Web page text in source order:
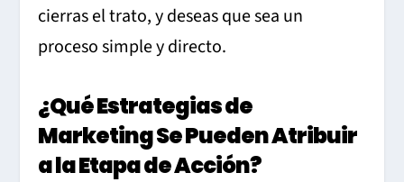
cierras el trato, y deseas que sea un
proceso simple y directo.
¿Qué Estrategias de
Marketing Se Pueden Atribuir
a la Etapa de Acción?